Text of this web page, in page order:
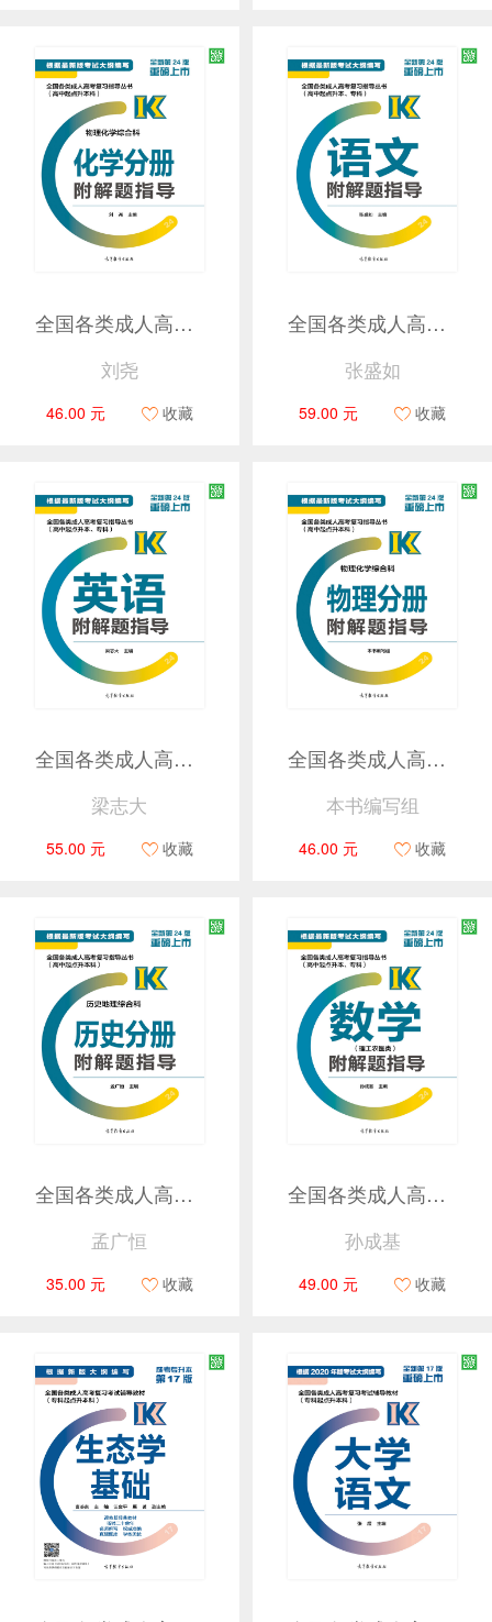
全国各类成人高考复习指导丛书(高中起点升本科) 物理化学综合科化学分册附解题指导
刘尧
46.00 元 收藏
全国各类成人高考复习指导丛书(高中起点升本、专科) 语文附解题指导
张盛如
59.00 元 收藏
全国各类成人高考复习指导丛书(高中起点升本、专科) 英语附解题指导
梁志大
55.00 元 收藏
全国各类成人高考复习指导丛书(高中起点升本科) 物理化学综合科物理分册附解题指导
本书编写组
46.00 元 收藏
全国各类成人高考复习指导丛书(高中起点升本科) 历史地理综合科历史分册附解题指导
孟广恒
35.00 元 收藏
全国各类成人高考复习指导丛书(高中起点升本、专科) 数学(理工农医类)附解题指导
孙成基
49.00 元 收藏